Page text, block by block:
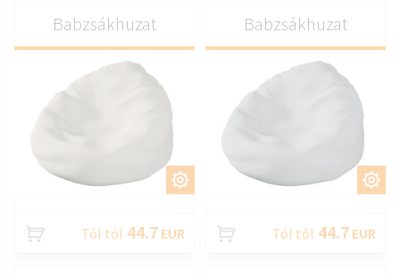
TESTRESZAB
Babzsákhuzat
Tól től 44.7 EUR
TESTRESZAB
Babzsákhuzat
Tól től 44.7 EUR